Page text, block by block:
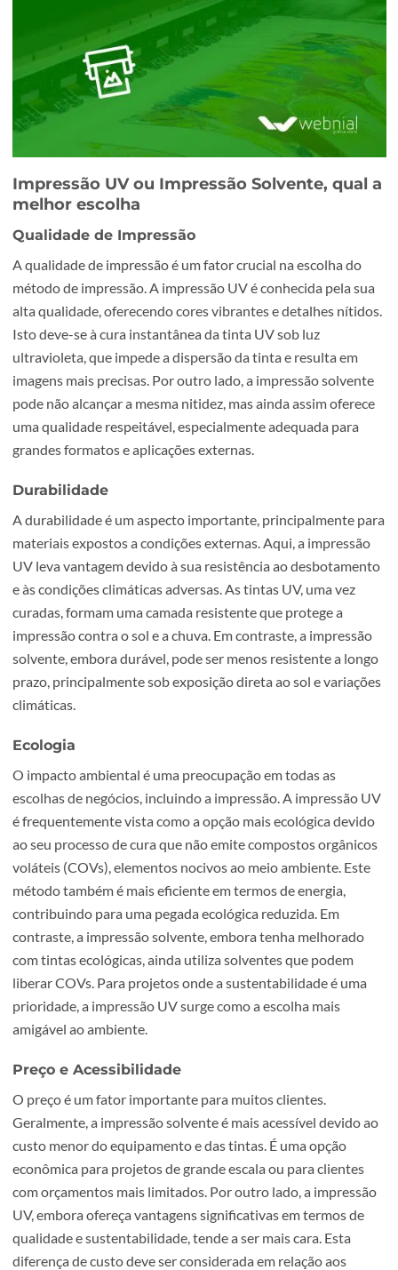
Impressão UV ou Impressão Solvente,
melhor escolha
Qualidade de Impressão
A qualidade de impressão é um fator crucial na escolha
método de impressão. A impressão UV é conhecida pela
alta qualidade, oferecendo cores vibrantes e detalhes
Isto deve-se à cura instantânea da tinta UV sob luz
pode não alcançar a mesma nitidez, mas ainda assim
uma qualidade respeitável, especialmente adequada para
grandes formatos e aplicações externas.
Durabilidade
A durabilidade é um aspecto importante, principalmente
materiais expostos a condições externas. Aqui, a
UV leva vantagem devido à sua resistência ao
e às condições climáticas adversas. As tintas UV, uma vez
curadas, formam uma camada resistente que protege a
impressão contra o sol e a chuva. Em contraste, a
solvente, embora durável, pode ser menos resistente a
prazo, principalmente sob exposição direta ao sol e
climáticas.
Ecologia
O impacto ambiental é uma preocupação em todas as
escolhas de negócios, incluindo a impressão. A
é frequentemente vista como a opção mais ecológica
ao seu processo de cura que não emite compostos
voláteis (COVs), elementos nocivos ao meio ambiente.
método também é mais eficiente em termos de energia,
contribuindo para uma pegada ecológica reduzida. Em
contraste, a impressão solvente, embora tenha
com tintas ecológicas, ainda utiliza solventes que podem
liberar COVs. Para projetos onde a sustentabilidade é
prioridade, a impressão UV surge como a escolha mais
amigável ao ambiente.